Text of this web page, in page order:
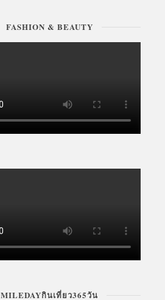
FASHION & BEAUTY
MILEDAYกินเที่ยว365วัน